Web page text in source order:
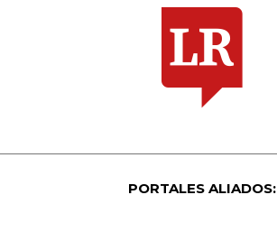
PORTALES ALIADOS: